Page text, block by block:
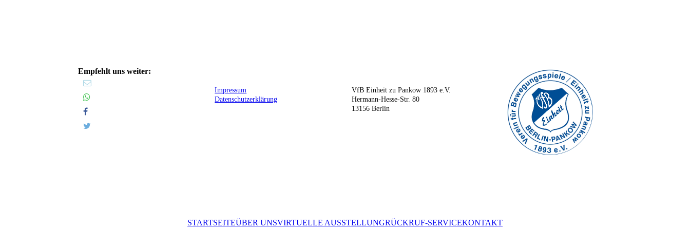
Empfehlt uns weiter:
Impressum
Datenschutzerklärung
VfB Einheit zu Pankow 1893 e.V.
Hermann-Hesse-Str. 80
13156 Berlin
STARTSEITEÜBER UNSVIRTUELLE AUSSTELLUNGRÜCKRUF-SERVICEKONTAKT